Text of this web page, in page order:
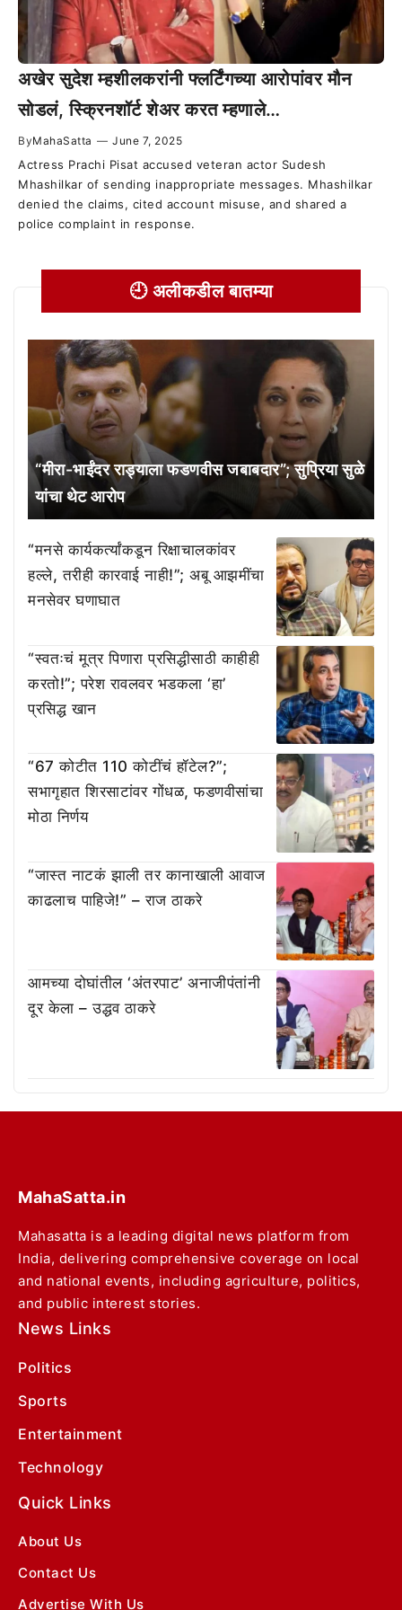
अखेर सुदेश म्हशीलकरांनी फ्लर्टिंगच्या आरोपांवर मौन
सोडलं, स्क्रिनशॉर्ट शेअर करत म्हणाले…
ByMahaSatta — June 7, 2025
Actress Prachi Pisat accused veteran actor Sudesh
Mhashilkar of sending inappropriate messages. Mhashilkar
denied the claims, cited account misuse, and shared a
police complaint in response.
🕘 अलीकडील बातम्या
“मीरा-भाईंदर राड्याला फडणवीस जबाबदार”; सुप्रिया सुळे
यांचा थेट आरोप
“मनसे कार्यकर्त्यांकडून रिक्षाचालकांवर
हल्ले, तरीही कारवाई नाही!”; अबू आझमींचा
मनसेवर घणाघात
“स्वतःचं मूत्र पिणारा प्रसिद्धीसाठी काहीही
करतो!”; परेश रावलवर भडकला ‘हा’
प्रसिद्ध खान
“67 कोटीत 110 कोटींचं हॉटेल?”;
सभागृहात शिरसाटांवर गोंधळ, फडणवीसांचा
मोठा निर्णय
“जास्त नाटकं झाली तर कानाखाली आवाज
काढलाच पाहिजे!” – राज ठाकरे
आमच्या दोघांतील ‘अंतरपाट’ अनाजीपंतांनी
दूर केला – उद्धव ठाकरे
MahaSatta.in
Mahasatta is a leading digital news platform from
India, delivering comprehensive coverage on local
and national events, including agriculture, politics,
and public interest stories.
News Links
Politics
Sports
Entertainment
Technology
Quick Links
About Us
Contact Us
Advertise With Us